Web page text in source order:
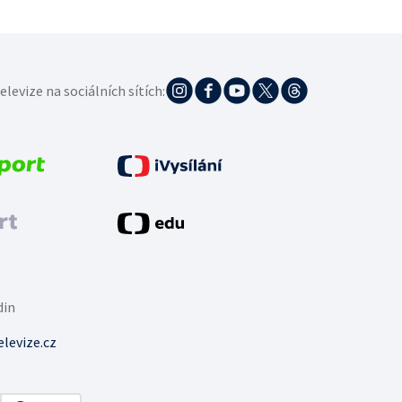
na sociálních sítích: